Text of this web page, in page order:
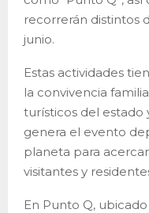
recorrerán distintos
junio.
Estas actividades
la convivencia
turísticos del estado
genera el evento
planeta para
visitantes y
En Punto Q,